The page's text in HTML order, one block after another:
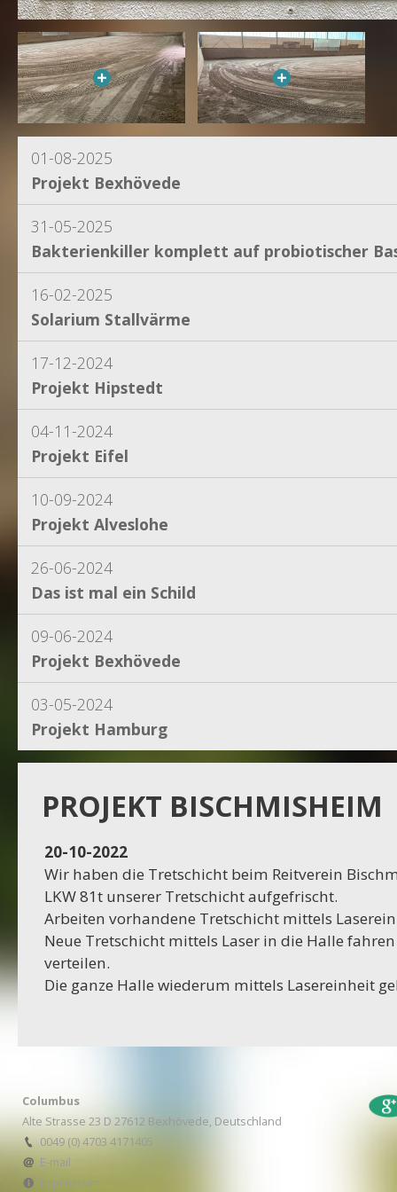
01-08-2025
Projekt Bexhövede
31-05-2025
Bakterienkiller komplett auf probiotischer
16-02-2025
Solarium Stallvärme
17-12-2024
Projekt Hipstedt
04-11-2024
Projekt Eifel
10-09-2024
Projekt Alveslohe
26-06-2024
Das ist mal ein Schild
09-06-2024
Projekt Bexhövede
03-05-2024
Projekt Hamburg
Projekt Dassel
16-11-2023
Projekt Egestorf
16-10-2023
Projekt Bexhövede
09-10-2023
17-08-2023
Projekt Korea
29-06-2023
PROJEKT BISCHMISHEIM
20-10-2022
Wir haben die Tretschicht beim Reitverein
LKW 81t unserer Tretschicht aufgefrischt.
Arbeiten vorhandene Tretschicht mittels
Neue Tretschicht mittels Laser in die Halle
verteilen.
Die ganze Halle wiederum mittels Lasereinheit
Columbus
Alte Strasse 23 D 27612 Bexhövede, Deutschland
0049 (0) 4703 4171405
E-mail
Impressum